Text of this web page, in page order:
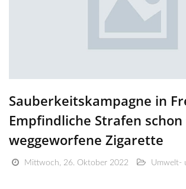
Sauberkeitskampagne in
Empfindliche Strafen
weggeworfene Zigarette
Mittwoch, 26. Oktober 2022 Umwelt-